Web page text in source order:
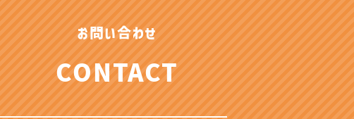
お問い合わせ
CONTACT